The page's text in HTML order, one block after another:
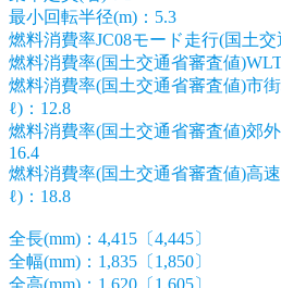
最小回転半径(m)：5.3
燃料消費率JC08モード走行(国土交
燃料消費率(国土交通省審査値
燃料消費率(国土交通省審査値)市
ℓ)：12.8
燃料消費率(国土交通省審査値)郊
16.4
燃料消費率(国土交通省審査値)高
ℓ)：18.8
全長(mm)：4,415〔4,445〕
全幅(mm)：1,835〔1,850〕